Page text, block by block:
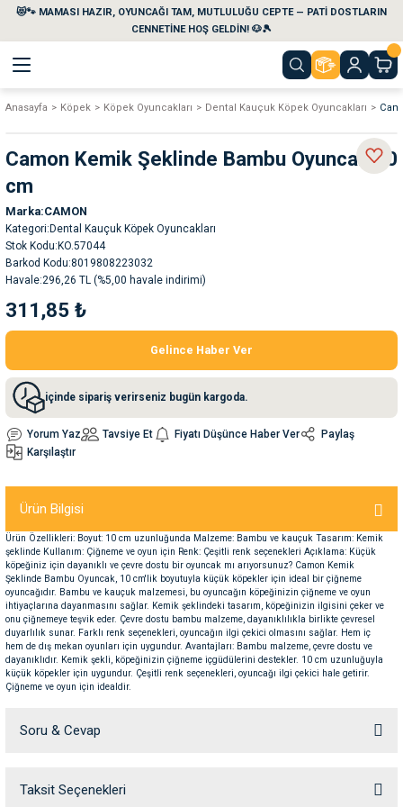
😻🐾 MAMASI HAZIR, OYUNCAĞI TAM, MUTLULUĞU CEPTE — PATİ DOSTLARIN
CENNETİNE HOŞ GELDİN! 🐶🎾
Geri Dön
Geri Dön
Temizlik Ürünleri
Su Kabları
Kemikleri
Geri Dön
Geri Dön
Geri Dön
Geri Dön
Anasayfa Köpek Köpek Oyuncakları Dental Kauçuk Köpek Oyuncakları
Camon Kemik Şeklinde Bambu Oyuncak 10
cm
Marka CAMON
Kategori Dental Kauçuk Köpek Oyuncakları
Stok Kodu KO.57044
Barkod Kodu 8019808223032
Havale 296,26 TL (%5,00 havale indirimi)
311,85 ₺
Gelince Haber Ver
içinde sipariş verirseniz bugün kargoda.
Yorum Yaz Tavsiye Et Fiyatı Düşünce Haber Ver
Paylaş
Karşılaştır
Ürün Bilgisi
Ürün Özellikleri: Boyut: 10 cm uzunluğunda Malzeme: Bambu ve kauçuk Tasarım: Kemik
şeklinde Kullanım: Çiğneme ve oyun için Renk: Çeşitli renk seçenekleri Açıklama: Küçük
köpeğiniz için dayanıklı ve çevre dostu bir oyuncak mı arıyorsunuz? Camon Kemik
Şeklinde Bambu Oyuncak, 10 cm'lik boyutuyla küçük köpekler için ideal bir çiğneme
oyuncağıdır. Bambu ve kauçuk malzemesi, bu oyuncağın köpeğinizin çiğneme ve oyun
ihtiyaçlarına dayanmasını sağlar. Kemik şeklindeki tasarım, köpeğinizin ilgisini çeker ve
onu çiğnemeye teşvik eder. Çevre dostu bambu malzeme, dayanıklılıkla birlikte çevresel
duyarlılık sunar. Farklı renk seçenekleri, oyuncağın ilgi çekici olmasını sağlar. Hem iç
hem de dış mekan oyunları için uygundur. Avantajları: Bambu malzeme, çevre dostu ve
dayanıklıdır. Kemik şekli, köpeğinizin çiğneme içgüdülerini destekler. 10 cm uzunluğuyla
küçük köpekler için uygundur. Çeşitli renk seçenekleri, oyuncağı ilgi çekici hale getirir.
Çiğneme ve oyun için idealdir.
Soru & Cevap
Ürün hakkında henüz soru sorulmamış.
Taksit Seçenekleri